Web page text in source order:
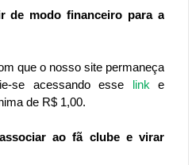
de modo financeiro para a
que o nosso site permaneça
se acessando esse linke
de R$ 1,00.
ao fã clube e virar